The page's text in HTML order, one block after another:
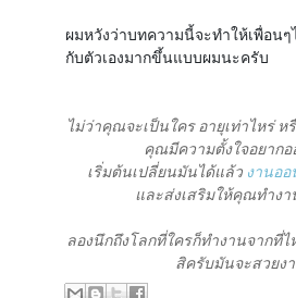
ผมหวังว่าบทความนี้จะทำให้เพื่อน
กับตัวเองมากขึ้นแบบผมนะครับ
ไม่ว่าคุณจะเป็นใคร อายุเท่าไหร่ ห
คุณมีความตั้งใจอยากอ
เริ่มต้นเปลี่ยนมันได้แล้ว งานออ
และส่งเสริมให้คุณทำง
ลองนึกถึงโลกที่ใครก็ทำงานจากที่
สิครับมันจะสวยง